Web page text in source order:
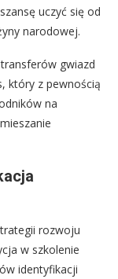
uczyć się od
narodowej.
gwiazd
który z pewnością
na
rozwoju
w szkolenie
identyfikacji